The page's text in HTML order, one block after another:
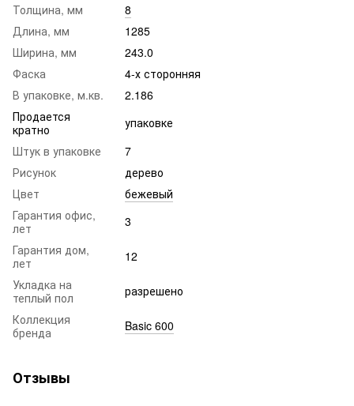
Толщина, мм
8
Длина, мм
1285
Ширина, мм
243.0
Фаска
4-х сторонняя
В упаковке, м.кв.
2.186
Продается
кратно
упаковке
Штук в упаковке
7
Рисунок
дерево
Цвет
бежевый
Гарантия офис,
лет
3
Гарантия дом,
лет
12
Укладка на
теплый пол
разрешено
Коллекция
бренда
Basic 600
Отзывы